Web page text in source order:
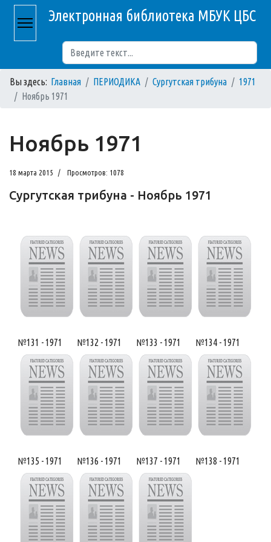
Электронная библиотека МБУК ЦБС
Вы здесь: Главная ПЕРИОДИКА Сургутская трибуна
1971
Ноябрь 1971
Ноябрь 1971
18 марта 2015 Просмотров: 1078
Сургутская трибуна - Ноябрь 1971
№131 - 1971 №132 - 1971 №133 - 1971 №134 - 1971
№135 - 1971 №136 - 1971 №137 - 1971 №138 - 1971